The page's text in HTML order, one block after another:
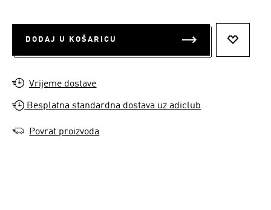
DODAJ U KOŠARICU
Vrijeme dostave
Besplatna standardna dostava uz adiclub
Povrat proizvoda